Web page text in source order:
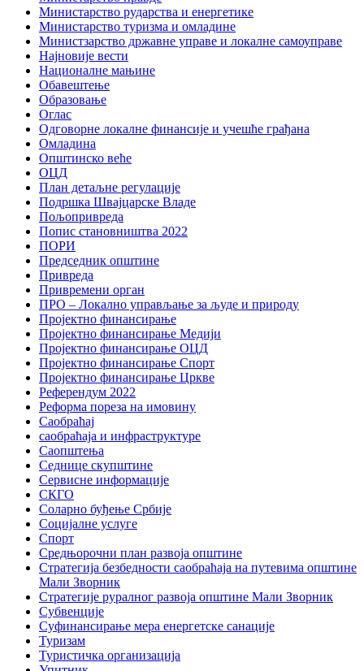
Министарство рударства и енергетике
Министарство туризма и омладине
Министзарство државне управе и локалне самоуправе
Најновије вести
Националне мањине
Обавештење
Образовање
Оглас
Одговорне локалне финансије и учешће грађана
Омладина
Општинско веће
ОЦД
План детаљне регулације
Подршка Швајцарске Владе
Пољопривреда
Попис становништва 2022
ПОРИ
Председник општине
Привреда
Привремени орган
ПРО – Локално управљање за људе и природу
Пројектно финансирање
Пројектно финансирање Медији
Пројектно финансирање ОЦД
Пројектно финансирање Спорт
Пројектно финансирање Цркве
Референдум 2022
Реформа пореза на имовину
Саобраћај
саобраћаја и инфраструктуре
Саопштења
Седнице скупштине
Сервисне информације
СКГО
Соларно буђење Србије
Социјалне услуге
Спорт
Средњорочни план развоја општине
Стратегија безбедности саобраћаја на путевима општине
Мали Зворник
Стратегије руралног развоја општине Мали Зворник
Субвенције
Суфинансирање мера енергетске санације
Туризам
Туристичка организација